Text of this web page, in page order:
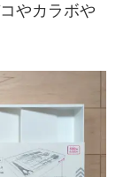
やカラボや